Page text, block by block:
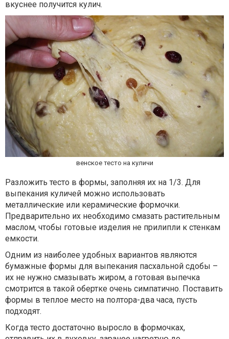
вкуснее получится кулич.
венское тесто на куличи
Разложить тесто в формы, заполняя их на 1/3. Для
выпекания куличей можно использовать
металлические или керамические формочки.
Предварительно их необходимо смазать растительным
маслом, чтобы готовые изделия не прилипли к стенкам
емкости.
Одним из наиболее удобных вариантов являются
бумажные формы для выпекания пасхальной сдобы –
их не нужно смазывать жиром, а готовая выпечка
смотрится в такой обертке очень симпатично. Поставить
формы в теплое место на полтора-два часа, пусть
подходят.
Когда тесто достаточно выросло в формочках,